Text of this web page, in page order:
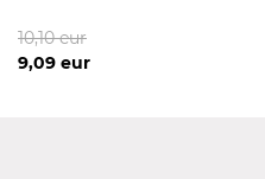
9,09 eur
10,10eur